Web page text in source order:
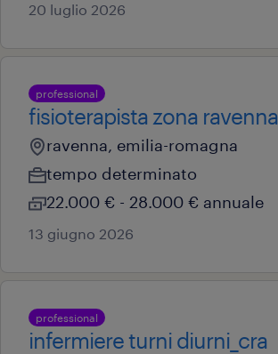
20 luglio 2026
professional
fisioterapista zona ravenna
ravenna, emilia-romagna
tempo determinato
22.000 € - 28.000 € annuale
13 giugno 2026
professional
infermiere turni diurni_cra